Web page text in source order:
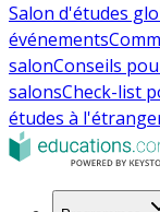
Salon d'études
événements
salonConseils
salonsCheck-list
études à